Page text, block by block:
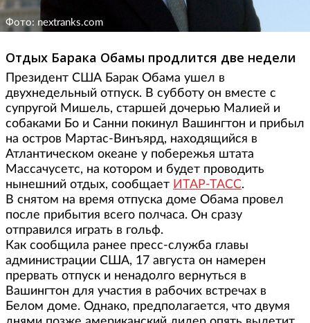
Фото: nextranks.com
Отдых Барака Обамы продлится две недели
Президент США Барак Обама ушел в
двухнедельный отпуск. В субботу он вместе с
супругой Мишель, старшей дочерью Малией и
собаками Бо и Санни покинул Вашингтон и прибыл
на остров Мартас-Винъярд, находящийся в
Атлантическом океане у побережья штата
Массачусетс, на котором и будет проводить
нынешний отдых, сообщает ИТАР-ТАСС.
В снятом на время отпуска доме Обама провел
после прибытия всего полчаса. Он сразу
отправился играть в гольф.
Как сообщила ранее пресс-служба главы
администрации США, 17 августа он намерен
прервать отпуск и ненадолго вернуться в
Вашингтон для участия в рабочих встречах в
Белом доме. Однако, предполагается, что двумя